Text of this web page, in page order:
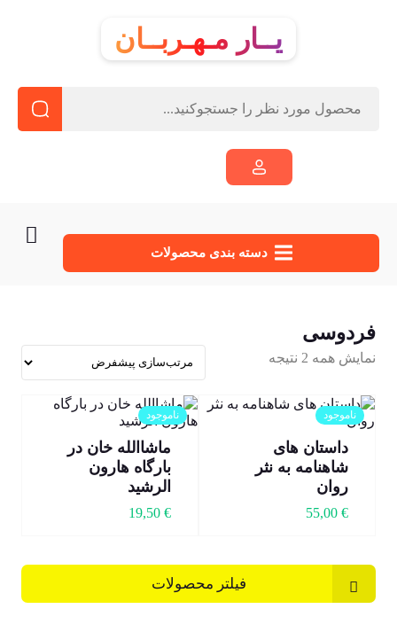
یــار مـهـربــان
دسته‌ بندی محصولات
فردوسی
نمایش همه 2 نتیجه
ناموجود
داستان های
شاهنامه به نثر
روان
55,00 €
ناموجود
ماشاالله خان در
بارگاه هارون
الرشید
19,50€
فیلتر محصولات